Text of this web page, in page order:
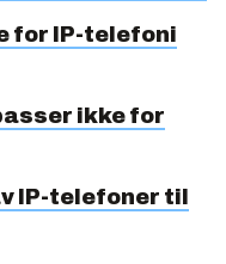
for IP-telefoni
ikke for
IP-telefoner til